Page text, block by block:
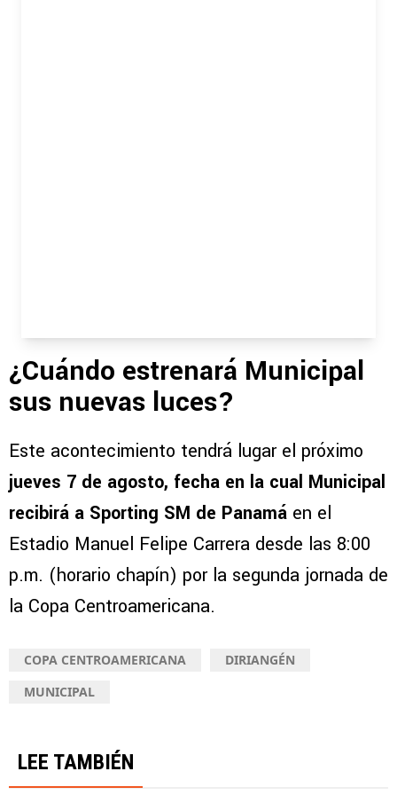
¿Cuándo estrenará Municipal
sus nuevas luces?
Este acontecimiento tendrá lugar el próximo
jueves 7 de agosto, fecha en la cual Municipal
recibirá a Sporting SM de Panamá en el
Estadio Manuel Felipe Carrera desde las 8:00
p.m. (horario chapín) por la segunda jornada de
la Copa Centroamericana.
COPA CENTROAMERICANA
DIRIANGÉN
MUNICIPAL
LEE TAMBIÉN